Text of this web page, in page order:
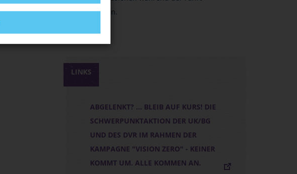
führen.
LINKS
ABGELENKT? ... BLEIB AUF KURS! DIE
SCHWERPUNKTAKTION DER UK/BG
UND DES DVR IM RAHMEN DER
KAMPAGNE "VISION ZERO" - KEINER
KOMMT UM. ALLE KOMMEN AN.